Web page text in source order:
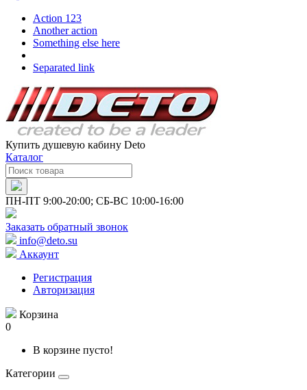
Action 123
Another action
Something else here
Separated link
Купить душевую кабину Deto
Каталог
ПН-ПТ 9:00-20:00; СБ-ВС 10:00-16:00
Заказать обратный звонок
info@deto.su
Аккаунт
Регистрация
Авторизация
Корзина
0
В корзине пусто!
Категории